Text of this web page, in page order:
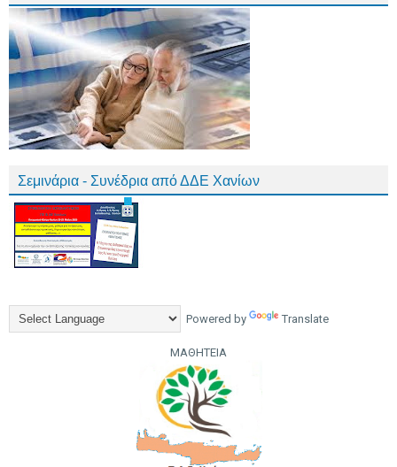
Σεμινάρια - Συνέδρια από ΔΔΕ Χανίων
Powered by Translate
ΜΑΘΗΤΕΙΑ